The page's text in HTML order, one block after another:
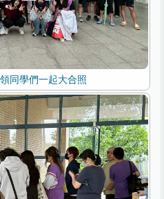
同學們一起大合照